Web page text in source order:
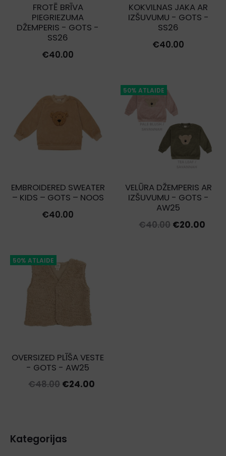
FROTĒ BRĪVA
PIEGRIEZUMA
DŽEMPERIS - GOTS -
SS26
€40.00
KOKVILNAS JAKA AR
IZŠUVUMU - GOTS -
SS26
€40.00
EMBROIDERED SWEATER
– KIDS – GOTS – NOOS
€40.00
50% ATLAIDE
VELŪRA DŽEMPERIS AR
IZŠUVUMU - GOTS -
AW25
€40.00 Original
€20.00
50% ATLAIDE
OVERSIZED PLĪŠA VESTE
- GOTS - AW25
€48.00 Original
€24.00
Kategorijas